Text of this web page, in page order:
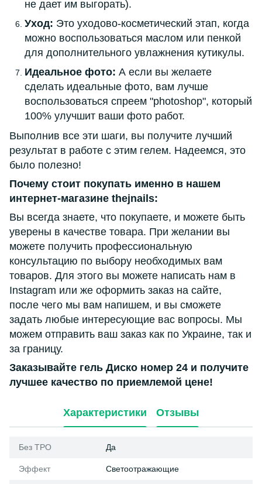
не дает им выгорать).
Уход: Это уходово-косметический этап, когда
можно воспользоваться маслом или пенкой
для дополнительного увлажнения кутикулы.
Идеальное фото: А если вы желаете
сделать идеальные фото, вам лучше
воспользоваться спреем "photoshop", который
100% улучшит ваши фото работ.
Выполнив все эти шаги, вы получите лучший
результат в работе с этим гелем. Надеемся, это
было полезно!
Почему стоит покупать именно в нашем
интернет-магазине thejnails:
Вы всегда знаете, что покупаете, и можете быть
уверены в качестве товара. При желании вы
можете получить профессиональную
консультацию по выбору необходимых вам
товаров. Для этого вы можете написать нам в
Instagram или же оформить заказ на сайте,
после чего мы вам напишем, и вы сможете
задать любые интересующие вас вопросы. Мы
можем отправить ваш заказ как по Украине, так и
за границу.
Заказывайте гель Диско номер 24 и получите
лучшее качество по приемлемой цене!
Характеристики Отзывы
Без ТРО Да
Эффект Светоотражающие